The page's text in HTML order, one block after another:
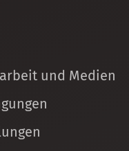
und Medien